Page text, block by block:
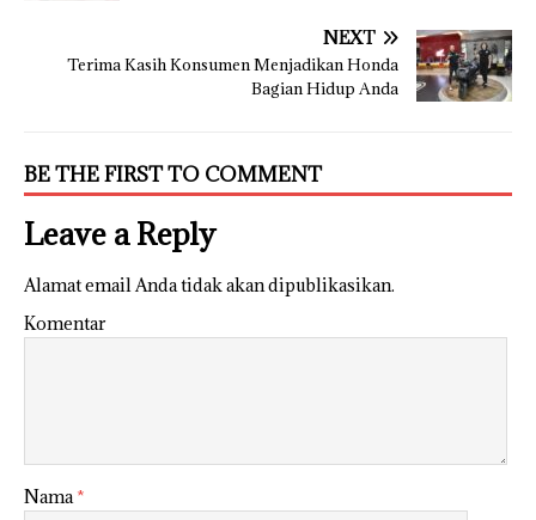
NEXT
Terima Kasih Konsumen Menjadikan Honda
Bagian Hidup Anda
BE THE FIRST TO COMMENT
Leave a Reply
Alamat email Anda tidak akan dipublikasikan.
Komentar
Nama*